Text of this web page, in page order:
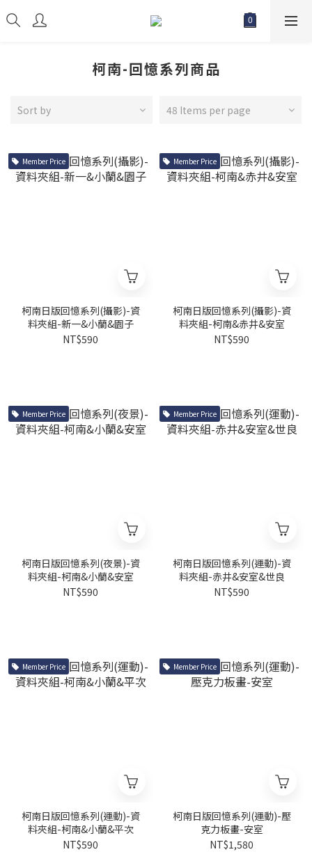
柯南-回憶系列商品
Sort by 48 Items per page
Member Price
柯南日版回憶系列(攝影)-資
料夾組-新一&小蘭&園子
NT$590
Member Price
柯南日版回憶系列(攝影)-資
料夾組-柯南&赤井&安室
NT$590
Member Price
柯南日版回憶系列(夜景)-資
料夾組-柯南&小蘭&安室
NT$590
Member Price
柯南日版回憶系列(運動)-資
料夾組-赤井&安室&世良
NT$590
Member Price
柯南日版回憶系列(運動)-資
料夾組-柯南&小蘭&平次
NT$590
Member Price
柯南日版回憶系列(運動)-壓
克力板畫-安室
NT$1,580